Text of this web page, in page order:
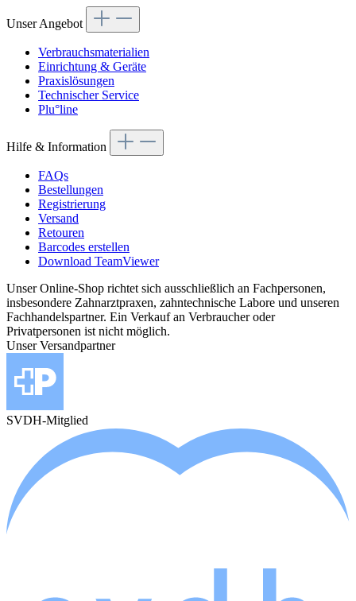
Unser Angebot
Verbrauchsmaterialien
Einrichtung & Geräte
Praxislösungen
Technischer Service
Plu°line
Hilfe & Information
FAQs
Bestellungen
Registrierung
Versand
Retouren
Barcodes erstellen
Download TeamViewer
Unser Online-Shop richtet sich ausschließlich an Fachpersonen,
insbesondere Zahnarztpraxen, zahntechnische Labore und unseren
Fachhandelspartner. Ein Verkauf an Verbraucher oder
Privatpersonen ist nicht möglich.
Unser Versandpartner
SVDH-Mitglied